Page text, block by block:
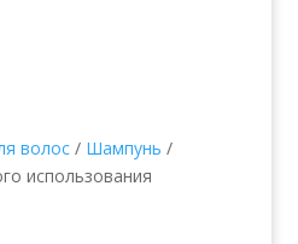
волос/ Шампунь /
использования